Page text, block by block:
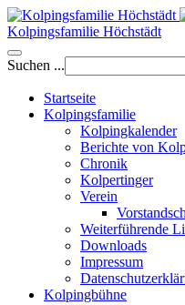
Kolpingsfamilie Höchstädt
Suchen ...
Startseite
Kolpingsfamilie
Kolpingkalender
Berichte von
Chronik
Kolpertinger
Verein
Weiterführende
Downloads
Impressum
Kolpingbühne